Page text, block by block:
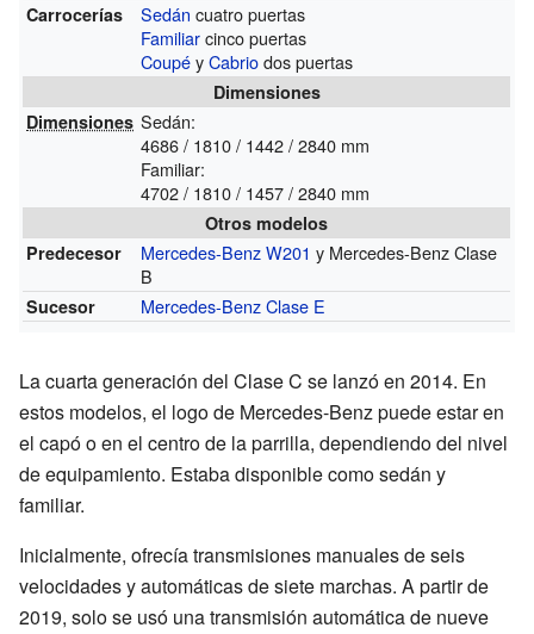
Carrocerías
Sedán cuatro puertas
Familiarcinco puertas
CoupéyCabriodos puertas
Dimensiones
Dimensiones Sedán:
4686 / 1810 / 1442 / 2840 mm
Familiar:
4702 / 1810 / 1457 / 2840 mm
Otros modelos
Predecesor
Mercedes-Benz W201 y Mercedes-Benz Clase
B
Sucesor Mercedes-Benz Clase E
La cuarta generación del Clase C se lanzó en 2014. En
estos modelos, el logo de Mercedes-Benz puede estar en
el capó o en el centro de la parrilla, dependiendo del nivel
de equipamiento. Estaba disponible como sedán y
familiar.
Inicialmente, ofrecía transmisiones manuales de seis
velocidades y automáticas de siete marchas. A partir de
2019, solo se usó una transmisión automática de nueve